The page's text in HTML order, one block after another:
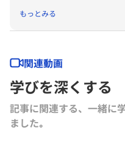
を立ち上げる。2016年に茨城
任。2022年にLuckyFesを立ち
社 社外取締役。
もっとみる
関連動画
学びを深くする
記事に関連する、一緒に
ました｡